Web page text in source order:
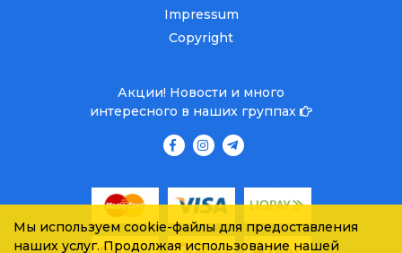
Impressum
Copyright
Акции! Новости и много
интересного в наших группах
Мы используем cookie-файлы для предоставления
наших услуг. Продолжая использование нашей